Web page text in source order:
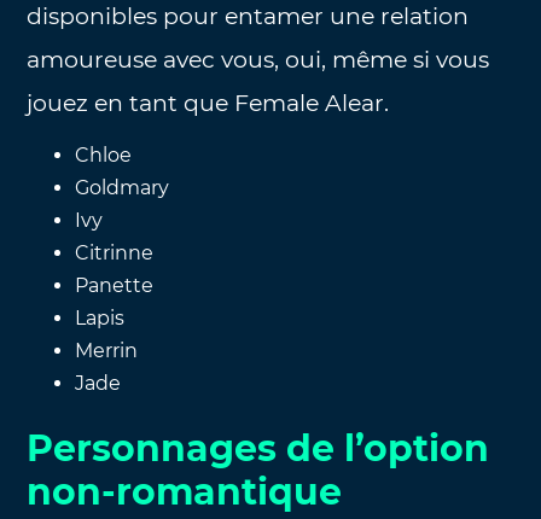
disponibles pour entamer une relation
amoureuse avec vous, oui, même si vous
jouez en tant que Female Alear.
Chloe
Goldmary
Ivy
Citrinne
Panette
Lapis
Merrin
Jade
Personnages de l’option
non-romantique